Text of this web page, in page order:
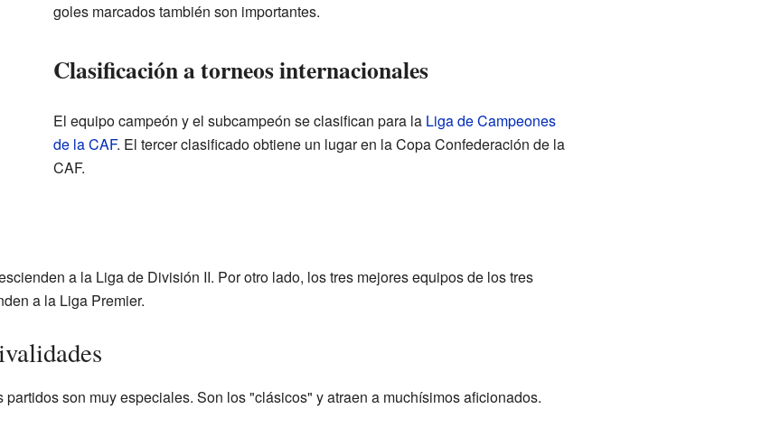
goles marcados también son importantes.
Clasificación a torneos internacionales
El equipo campeón y el subcampeón se clasifican para la Liga de Campeones
de la CAF. El tercer clasificado obtiene un lugar en la Copa Confederación de la
CAF.
a la Liga de División II. Por otro lado, los tres mejores equipos de los tres
a la Liga Premier.
son muy especiales. Son los "clásicos" y atraen a muchísimos aficionados.